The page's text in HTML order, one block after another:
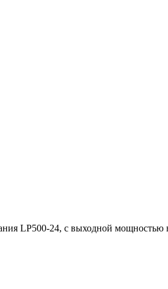
LP500-24, с выходной мощностью